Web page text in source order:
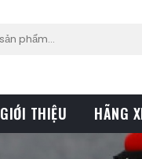
GIỚI THIỆU HÃNG